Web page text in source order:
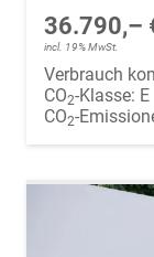
36.790,–
incl. 19% MwSt.
Verbrauch
CO2-Klasse: E
CO2-